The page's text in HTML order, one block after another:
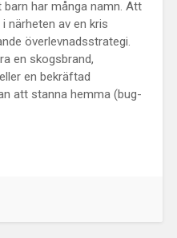
barn har många namn. Att
närheten av en kris
överlevnadsstrategi.
en skogsbrand,
en bekräftad
att stanna hemma (bug-